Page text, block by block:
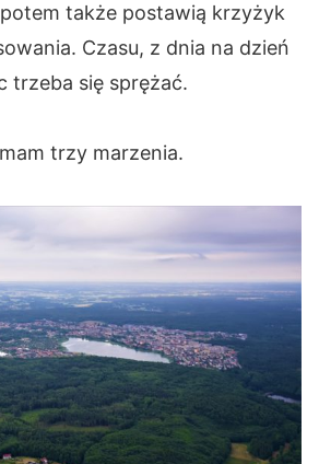
potem także postawią krzyżyk
Czasu, z dnia na dzień
trzeba się sprężać.
trzy marzenia.